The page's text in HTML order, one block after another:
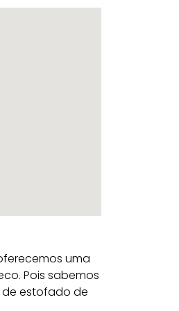
uma
Pois sabemos
estofado de